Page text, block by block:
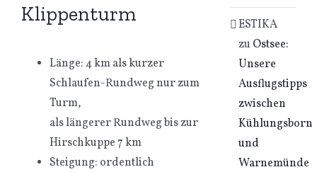
Klippenturm
Länge: 4 km als kurzer
Schlaufen-Rundweg nur zum
Turm,
als längerer Rundweg bis zur
Hirschkuppe 7 km
Steigung: ordentlich
ESTIKA
zu Ostsee:
Unsere
Ausflugstipps
zwischen
Kühlungsborn
und
Warnemünde